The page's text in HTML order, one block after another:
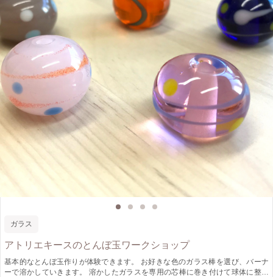
ガラス
アトリエキースのとんぼ玉ワークショップ
基本的なとんぼ玉作りが体験できます。 お好きな色のガラス棒を選び、バーナ
ーで溶かしていきます。 溶かしたガラスを専用の芯棒に巻き付けて球体に整え